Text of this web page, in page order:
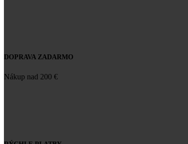
DOPRAVA ZADARMO
Nákup nad 200 €